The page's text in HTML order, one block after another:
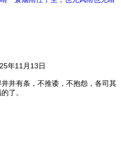
年11月13日
井有条，不推诿，不抱怨，各司其
了。